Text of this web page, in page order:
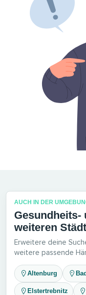
AUCH IN DER
Gesundheits-
weiteren
Erweitere deine
weitere passende
Altenburg
Elstertrebnitz